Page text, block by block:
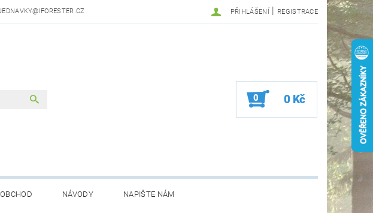
PŘIHLÁŠENÍ | REGISTRACE
0 0 Kč
NÁVODY NAPIŠTE NÁM